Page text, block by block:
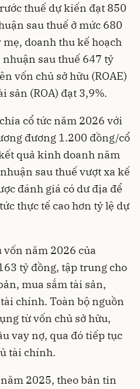
thuế dự kiến đạt 850
sau thuế ở mức 680
doanh thu kế hoạch
sau thuế 647 tỷ
vốn chủ sở hữu (ROAE)
sản (ROA) đạt 3,9%.
cổ tức năm 2026 với
đương 1.200 đồng/cổ
quả kinh doanh năm
sau thuế vượt xa kế
đánh giá có dư địa để
thực tế cao hơn tỷ lệ dự
vốn năm 2026 của
tỷ đồng, tập trung cho
mua sắm tài sản,
chính. Toàn bộ nguồn
từ vốn chủ sở hữu,
vay nợ, qua đó tiếp tục
tài chính.
2025, theo bản tin